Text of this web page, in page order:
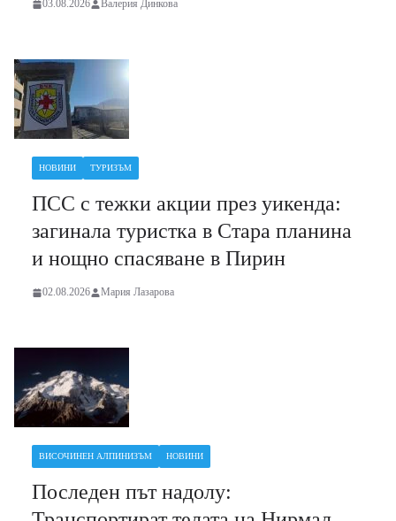
03.08.2026 Валерия Динкова
НОВИНИ ТУРИЗЪМ
ПСС с тежки акции през уикенда:
загинала туристка в Стара планина
и нощно спасяване в Пирин
02.08.2026 Мария Лазарова
ВИСОЧИНЕН АЛПИНИЗЪМ НОВИНИ
Последен път надолу: